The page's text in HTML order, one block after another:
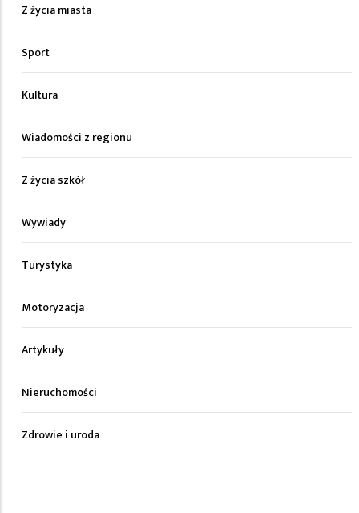
Z życia miasta
Sport
Kultura
Wiadomości z regionu
Z życia szkół
Wywiady
Turystyka
Motoryzacja
Artykuły
Nieruchomości
Zdrowie i uroda